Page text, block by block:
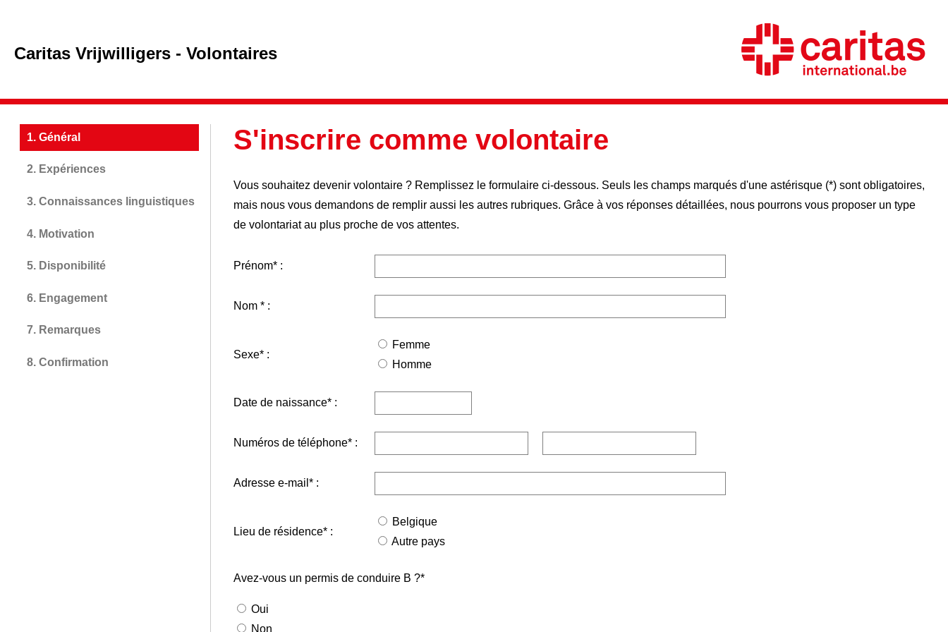
Caritas Vrijwilligers - Volontaires
1. Général
2. Expériences
3. Connaissances linguistiques
4. Motivation
5. Disponibilité
6. Engagement
7. Remarques
8. Confirmation
S'inscrire comme volontaire
Vous souhaitez devenir volontaire ? Remplissez le formulaire ci-dessous. Seuls les champs marqués d'une astérisque (*) sont obligatoires,
mais nous vous demandons de remplir aussi les autres rubriques. Grâce à vos réponses détaillées, nous pourrons vous proposer un type
de volontariat au plus proche de vos attentes.
Prénom* :
Nom * :
Sexe* :
Femme
Homme
Date de naissance* :
Numéros de téléphone* :
Adresse e-mail* :
Lieu de résidence* :
Belgique
Autre pays
Avez-vous un permis de conduire B ?*
Oui
Non